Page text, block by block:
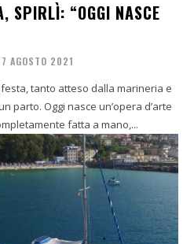
SPIRLÌ: “OGGI NASCE
7 AGOSTO 2021
tanto atteso dalla marineria e
parto. Oggi nasce un’opera d’arte
fatta a mano,...